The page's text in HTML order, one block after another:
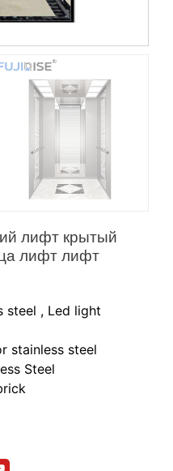
лифт крытый
лифт лифт
steel , Led light
stainless steel
Steel